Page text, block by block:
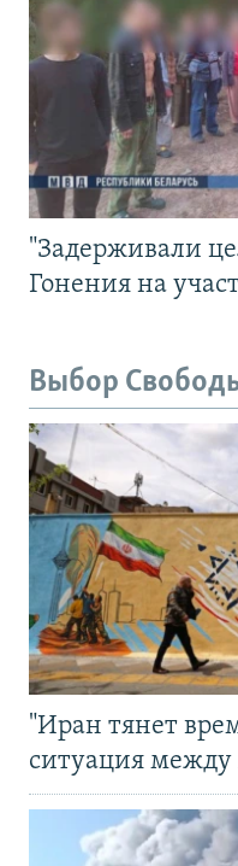
"Задерживали
Гонения на
Выбор
"Иран тянет
ситуация